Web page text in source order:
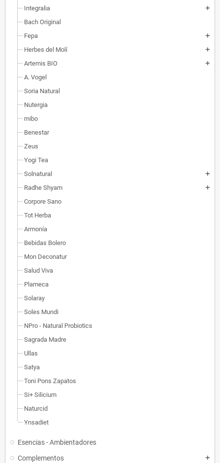
Integralia
add
Bach Original
Fepa
add
Herbes del Molí add
Artemis BIO add
A. Vogel
Soria Natural
Nutergia
mibo
Benestar
Zeus
Yogi Tea
Solnatural
add
Radhe Shyam add
Corpore Sano
Tot Herba
Armonía
Bebidas Bolero
Mon Deconatur
Salud Viva
Plameca
Solaray
Soles Mundi
NPro - Natural Probiotics
Sagrada Madre
Ullas
Satya
Toni Pons Zapatos
Si+ Silicium
Naturcid
Ynsadiet
Esencias - Ambientadores
Complementos
add